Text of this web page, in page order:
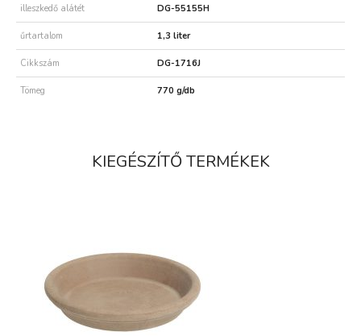
illeszkedő alátét DG-55155H
űrtartalom 1,3 liter
Cikkszám DG-1716J
Tömeg 770 g/db
KIEGÉSZÍTŐ TERMÉKEK